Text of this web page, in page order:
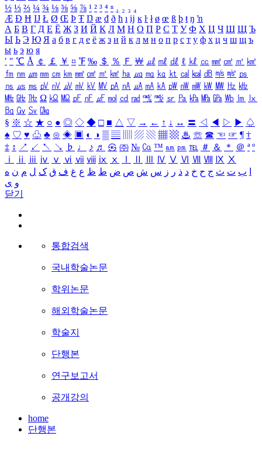
½ ⅓ ⅔ ¼ ¾ ⅛ ⅜ ⅝ ⅞ ¹ ² ³ ⁴ ⁿ ₁ ₂ ₃ ₄
Æ Ð Ħ Ĳ Ł Ø Œ Þ Ŧ Ŋ æ đ ð ħ ı ĳ ĸ ŀ ł ø œ ß þ ŧ ŋ ŉ
А Б В Г Д Е Ё Ж З И Й К Л М Н О П Р С Т У Ф Х Ц Ч Ш Щ Ъ
Ы Ь Э Ю Я а б в г д е ё ж з и й к л м н о п р с т у ф х ц ч ш щ ъ
ы ь э ю я
′ ″ ℃ Å ￠ ￡ ￥ ¤ ℉ ‰ ＄ ％ Ｆ ￦ ㎕ ㎖ ㎗ ℓ ㎘ ㏄ ㎣ ㎤ ㎥ ㎦
㎙ ㎚ ㎛ ㎜ ㎝ ㎞ ㎟ ㎠ ㎡ ㎢ ㏊ ㎍ ㎎ ㎏ ㏏ ㎈ ㎉ ㏈ ㎧ ㎨ ㎰
㎱ ㎲ ㎳ ㎴ ㎵ ㎶ ㎷ ㎸ ㎹ ㎀ ㎁ ㎂ ㎃ ㎄ ㎺ ㎻ ㎽ ㎾ ㎿ ㎐ ㎑
㎒ ㎓ ㎔ Ω ㏀ ㏁ ㎊ ㎋ ㎌ ㏖ ㏅ ㎭ ㎮ ㎯ ㏛ ㎩ ㎪ ㎫ ㎬ ㏝ ㏐
㏓
㏃ ㏉ ㏜ ㏆
§ ※ ☆ ★ ○ ● ◎ ◇ ◆ □ ■ △ ▽ → ← ↑ ↓ ↔ 〓 ◁ ◀ ▷ ▶ ♤
♠ ♡ ♥ ♧ ♣ ⊙ ◈ ▣ ◐ ◑ ▒ ▤ ▨ ▧ ▦ ▩ ♨ ☏ ☎ ☜ ☞ ¶ †
‡ ↕ ↗ ↙ ↖ ↘ ♭ ♩ ♪ ♬ ㉿ ㈜ № ㏇ ™ ㏂ ㏘ ℡ ＃ ＆ ＊ ＠ ª º
ⅰ
ⅱ ⅲ ⅳ ⅴ ⅵ ⅶ ⅷ ⅸ ⅹ Ⅳ Ⅴ Ⅵ Ⅶ Ⅷ Ⅸ Ⅹ
ب ت ث ج ح خ د ذ ر ز س ش ص ض ط ظ ع غ ف ق ک ل م ن ه
و ی
닫기
통합검색
국내학술논문
학위논문
해외학술논문
학술지
단행본
연구보고서
공개강의
home
단행본